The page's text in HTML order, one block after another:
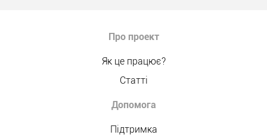
Про проект
Як це працює?
Статті
Допомога
Підтримка